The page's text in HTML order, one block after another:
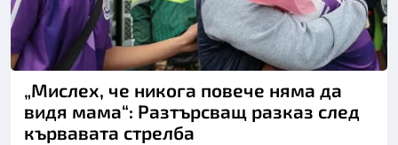
„Мислех, че никога повече няма да
видя мама“: Разтърсващ разказ след
кървавата стрелба